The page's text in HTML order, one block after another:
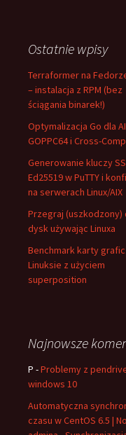
Ostatnie wpisy
Terraformer na
– instalacja z RPM (bez
ściągania binarek!)
Optymalizacja Go dla
GOPPC64 i Cross-
Generowanie kluczy
Ed25519 w PuTTY i
na serwerach Linux/AIX
Przegraj (uszkodzony)
dysk używając Linuxa
Benchmark karty
Linuksie z użyciem
superposition
Najnowsze
P -Problemy z
windows 10
Automatyczna
czasu w CentOS 6.5 |